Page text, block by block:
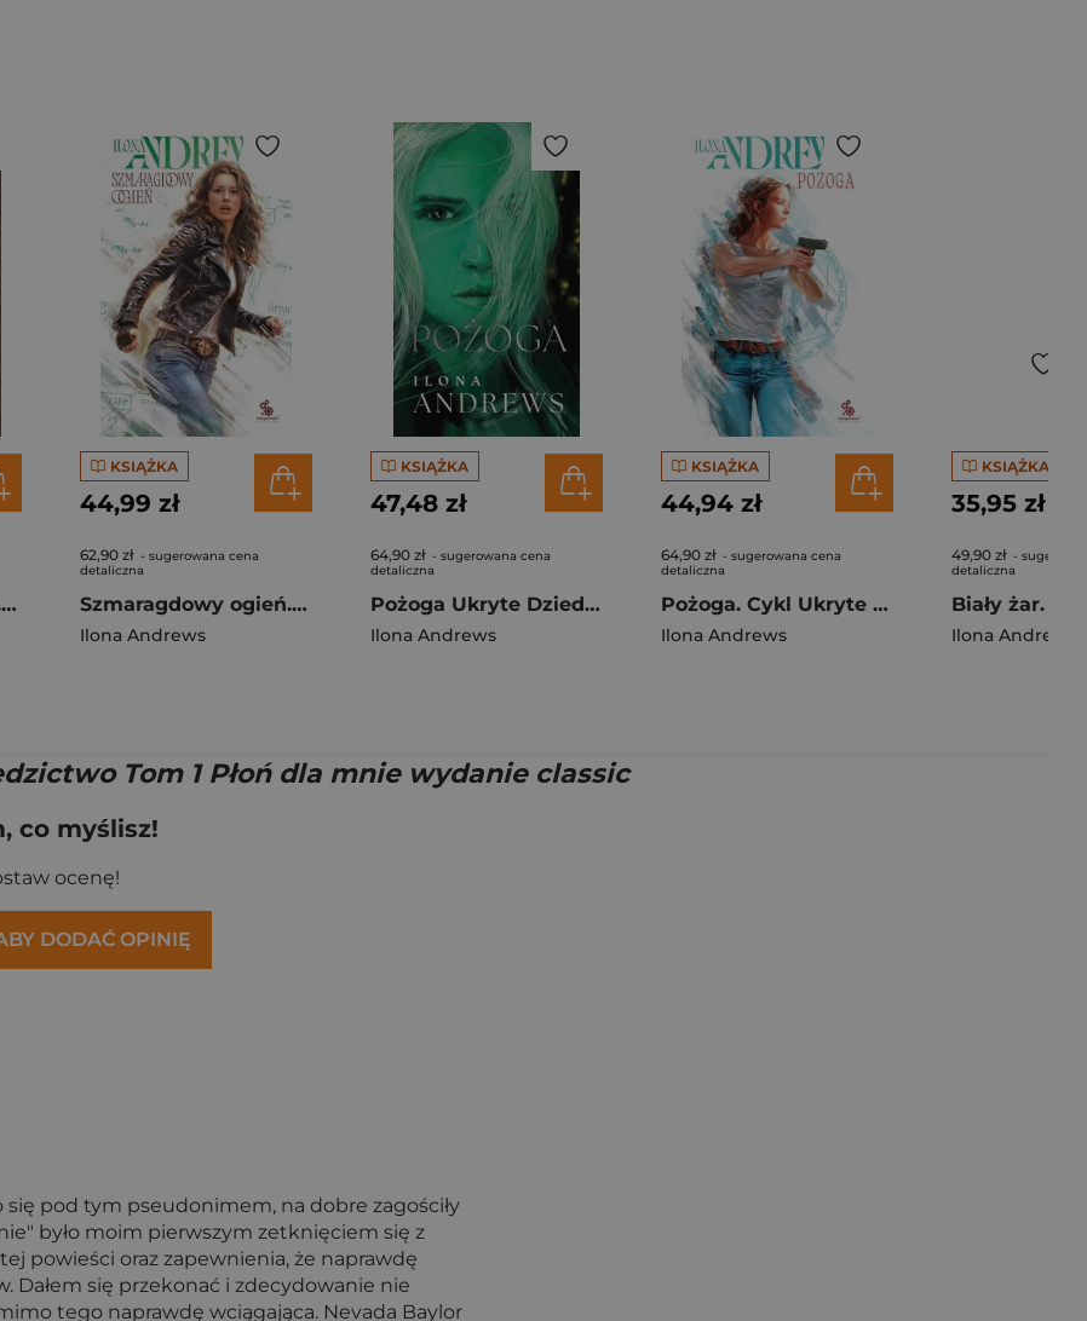
Szmaragdowy ogień. Cykl Ukryte Dziedzictwo. Tom 5 (oprawa kolorowa)
KSIĄŻKA
44,99 zł
62,90 zł - sugerowana cena
detaliczna
Szmaragdowy ogień. Cykl Ukryte Dziedzictwo. Tom 5 (oprawa biała)
Ilona Andrews
KSIĄŻKA
47,48 zł
64,90 zł - sugerowana cena
detaliczna
Pożoga Ukryte Dziedzictwo Tom 3 oprawa zielona
Ilona Andrews
KSIĄŻKA
44,94 zł
64,90 zł - sugerowana cena
detaliczna
Pożoga. Cykl Ukryte Dziedzictwo. Tom 3
Ilona Andrews
KSIĄŻKA
35,95 zł
49,90 zł -
detaliczna
Ilona Andrews
Tom 1 Płoń dla mnie wydanie classic
co myślisz!
ocenę!
DODAĆ OPINIĘ
pod tym pseudonimem, na dobre zagościły
było moim pierwszym zetknięciem się z
powieści oraz zapewnienia, że naprawdę
Dałem się przekonać i zdecydowanie nie
tego naprawdę wciągająca. Nevada Baylor